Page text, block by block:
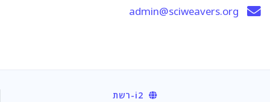
admin@sciweavers.org
i2-רשת